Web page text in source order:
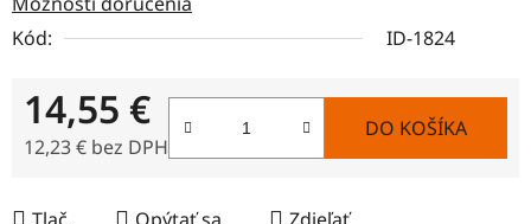
Kód:
ID-1824
14,55 €
12,23 € bez DPH
DO KOŠÍKA